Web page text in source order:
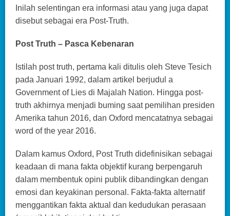
Inilah selentingan era informasi atau yang juga dapat
disebut sebagai era Post-Truth.
Post Truth – Pasca Kebenaran
Istilah post truth, pertama kali ditulis oleh Steve Tesich
pada Januari 1992, dalam artikel berjudul a
Government of Lies di Majalah Nation. Hingga post-
truth akhirnya menjadi buming saat pemilihan presiden
Amerika tahun 2016, dan Oxford mencatatnya sebagai
word of the year 2016.
Dalam kamus Oxford, Post Truth didefinisikan sebagai
keadaan di mana fakta objektif kurang berpengaruh
dalam membentuk opini publik dibandingkan dengan
emosi dan keyakinan personal. Fakta-fakta alternatif
menggantikan fakta aktual dan kedudukan perasaan